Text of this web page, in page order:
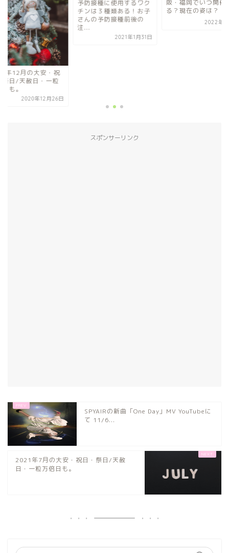
接種に使用するワク
３種類ある！お子
の予防接種前後の
2021年1月31日
阪・福岡でいつ開催され
る？現在の姿は？
2022年7月4日
スポンサーリンク
SPYAIRの新曲「One Day」MV YouTubeに
て 11/6...
2021年7月の大安・祝日・祭日/天赦
日・一粒万倍日も。